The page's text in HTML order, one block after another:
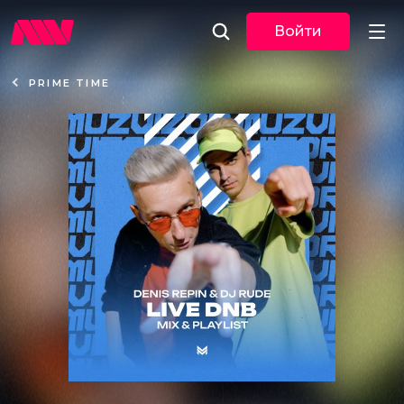
Новости
Музыка
По трекам
По жанрам
Плейлисты
Event
Войти
PRIME TIME